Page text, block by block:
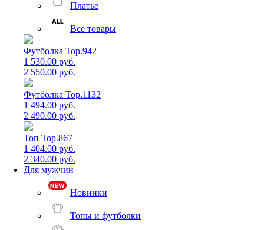
Платье
Все товары
Футболка Top.942
1 530.00 руб.
2 550.00 руб.
Футболка Top.1132
1 494.00 руб.
2 490.00 руб.
Топ Top.867
1 404.00 руб.
2 340.00 руб.
Для мужчин
Новинки
Топы и футболки